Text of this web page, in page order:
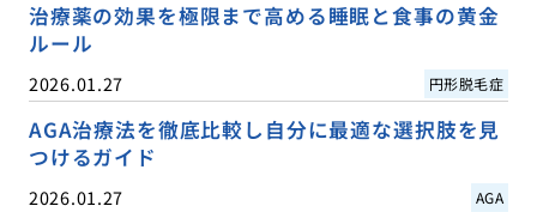
治療薬の効果を極限まで高める睡眠と食事の黄金
ルール
2026.01.27 円形脱毛症
AGA治療法を徹底比較し自分に最適な選択肢を見
つけるガイド
2026.01.27 AGA